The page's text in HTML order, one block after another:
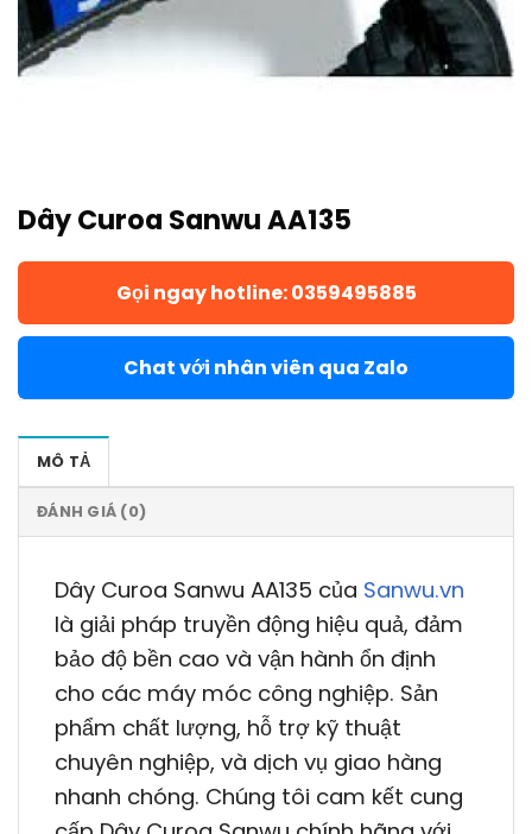
Dây Curoa Sanwu AA135
Gọi ngay hotline: 0359495885
Chat với nhân viên qua Zalo
MÔ TẢ
ĐÁNH GIÁ (0)
Dây Curoa Sanwu AA135 của Sanwu.vn
là giải pháp truyền động hiệu quả, đảm
bảo độ bền cao và vận hành ổn định
cho các máy móc công nghiệp. Sản
phẩm chất lượng, hỗ trợ kỹ thuật
chuyên nghiệp, và dịch vụ giao hàng
nhanh chóng. Chúng tôi cam kết cung